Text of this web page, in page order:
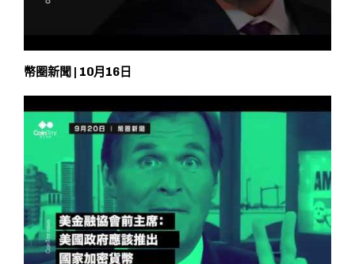
幣圈新聞 | 10月16日